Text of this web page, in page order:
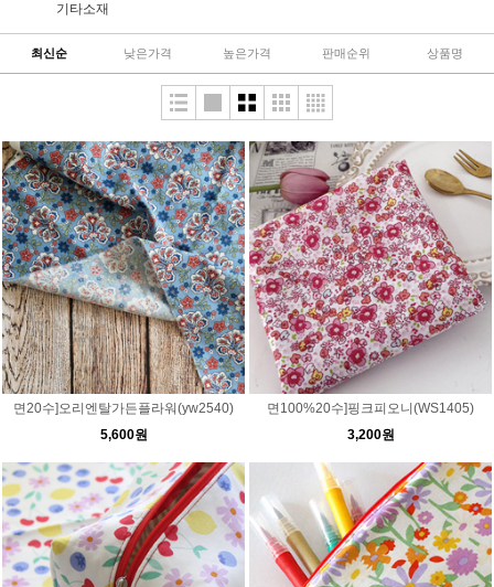
기타소재
최신순 낮은가격 높은가격 판매순위 상품명
면20수]오리엔탈가든플라워(yw2540)
5,600원
면100%20수]핑크피오니(WS1405)
3,200원